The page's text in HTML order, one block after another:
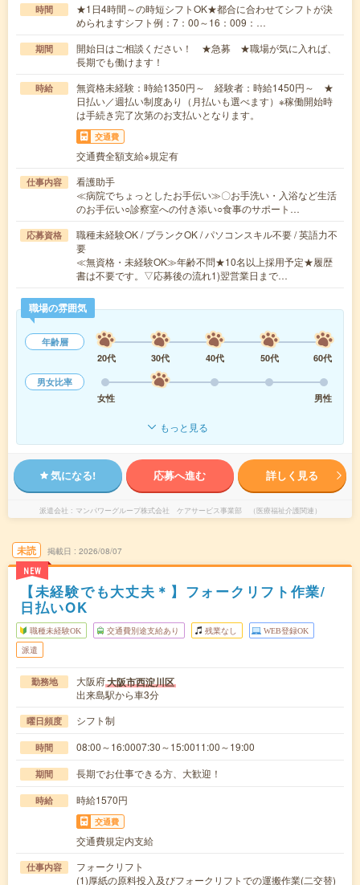
時間
★1日4時間～の時短シフトOK★都合に合わせてシフトが決
められますシフト例：7：00～16：009：…
期間
開始日はご相談ください！ ★急募 ★職場が気に入れば、
長期でも働けます！
時給
無資格未経験：時給1350円～ 経験者：時給1450円～ ★
日払い／週払い制度あり（月払いも選べます）※稼働開始時
は手続き完了次第のお支払いとなります。
交通費
交通費全額支給※規定有
仕事内容
看護助手
≪病院でちょっとしたお手伝い≫〇お手洗い・入浴など生活
のお手伝い○診察室への付き添い○食事のサポート…
応募資格
職種未経験OK / ブランクOK / パソコンスキル不要 / 英語力不
要
≪無資格・未経験OK≫年齢不問★10名以上採用予定★履歴
書は不要です。▽応募後の流れ1)翌営業日まで…
職場の雰囲気
年齢層
20代
30代 40代 50代
60代
男女比率
女性
男性
もっと見る
気になる! 応募へ進む 詳しく見る
派遣会社 マンパワーグループ株式会社 ケアサービス事業部 （医療福祉介護関連）
未読
NEW
掲載日 2026/08/07
【未経験でも大丈夫＊】フォークリフト作業/
日払いOK
職種未経験OK 交通費別途支給あり 残業なし WEB登録OK
派遣
勤務地 大阪府大阪市西淀川区
出来島駅から車3分
曜日頻度 シフト制
時間 08:00～16:0007:30～15:0011:00～19:00
期間 長期でお仕事できる方、大歓迎！
時給 時給1570円
交通費
交通費規定内支給
仕事内容
フォークリフト
(1)厚紙の原料投入及びフォークリフトでの運搬作業(二交替)